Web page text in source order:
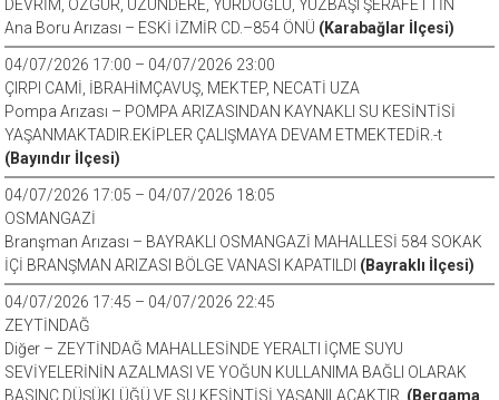
DEVRİM, ÖZGÜR, UZUNDERE, YURDOĞLU, YÜZBAŞI ŞERAFETTİN
Ana Boru Arızası – ESKİ İZMİR CD.–854 ÖNÜ (Karabağlar İlçesi)
04/07/2026 17:00 – 04/07/2026 23:00
ÇIRPI CAMİ, İBRAHİMÇAVUŞ, MEKTEP, NECATİ UZA
Pompa Arızası – POMPA ARIZASINDAN KAYNAKLI SU KESİNTİSİ
YAŞANMAKTADIR.EKİPLER ÇALIŞMAYA DEVAM ETMEKTEDİR.-t
(Bayındır İlçesi)
04/07/2026 17:05 – 04/07/2026 18:05
OSMANGAZİ
Branşman Arızası – BAYRAKLI OSMANGAZİ MAHALLESİ 584 SOKAK
İÇİ BRANŞMAN ARIZASI BÖLGE VANASI KAPATILDI (Bayraklı İlçesi)
04/07/2026 17:45 – 04/07/2026 22:45
ZEYTİNDAĞ
Diğer – ZEYTİNDAĞ MAHALLESİNDE YERALTI İÇME SUYU
SEVİYELERİNİN AZALMASI VE YOĞUN KULLANIMA BAĞLI OLARAK
BASINÇ DÜŞÜKLÜĞÜ VE SU KESİNTİSİ YAŞANILACAKTIR. (Bergama